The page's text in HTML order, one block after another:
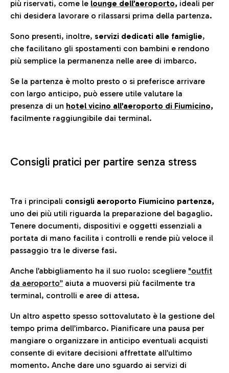
più riservati, come le lounge dell’aeroporto, ideali per
chi desidera lavorare o rilassarsi prima della partenza.
Sono presenti, inoltre, servizi dedicati alle famiglie,
che facilitano gli spostamenti con bambini e rendono
più semplice la permanenza nelle aree di imbarco.
Se la partenza è molto presto o si preferisce arrivare
con largo anticipo, può essere utile valutare la
presenza di un hotel vicino all’aeroporto di Fiumicino,
facilmente raggiungibile dai terminal.
Consigli pratici per partire senza stress
Tra i principali consigli aeroporto Fiumicino partenza,
uno dei più utili riguarda la preparazione del bagaglio.
Tenere documenti, dispositivi e oggetti essenziali a
portata di mano facilita i controlli e rende più veloce il
passaggio tra le diverse fasi.
Anche l’abbigliamento ha il suo ruolo: scegliere "outfit
da aeroporto” aiuta a muoversi più facilmente tra
terminal, controlli e aree di attesa.
Un altro aspetto spesso sottovalutato è la gestione del
tempo prima dell’imbarco. Pianificare una pausa per
mangiare o organizzare in anticipo eventuali acquisti
consente di evitare decisioni affrettate all’ultimo
momento. Anche dare uno sguardo ai servizi di